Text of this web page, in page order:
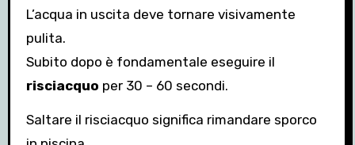
L’acqua in uscita deve tornare visivamente
pulita.
Subito dopo è fondamentale eseguire il
risciacquo per 30 – 60 secondi.
Saltare il risciacquo significa rimandare sporco